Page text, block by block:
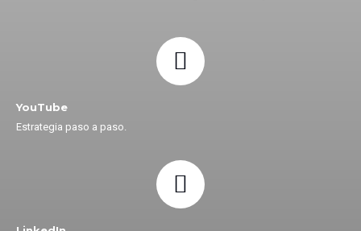
YouTube
Estrategia paso a paso.